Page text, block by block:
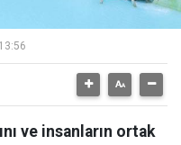
ve insanların ortak